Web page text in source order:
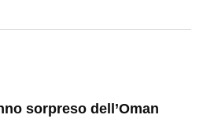
sorpreso dell’Oman